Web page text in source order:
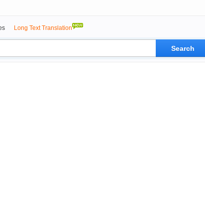
Long Text Translation